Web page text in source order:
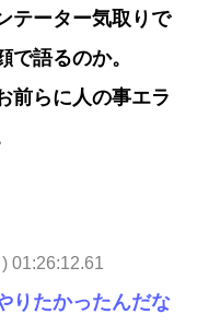
テーター気取りで
語るのか。
前らに人の事エラ
01:26:12.61
りたかったんだな